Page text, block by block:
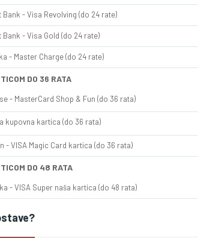
Bank - Visa Revolving (do 24 rate)
Bank - Visa Gold (do 24 rate)
- Master Charge (do 24 rate)
DO 36 RATA
- MasterCard Shop & Fun (do 36 rata)
kupovna kartica (do 36 rata)
- VISA Magic Card kartica (do 36 rata)
DO 48 RATA
- VISA Super naša kartica (do 48 rata)